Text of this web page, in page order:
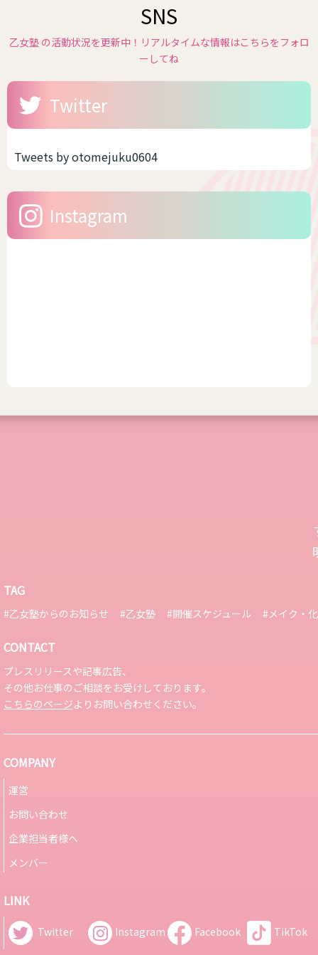
しい。中性、ナチュラルな女
性に寄せようとしてミスって
るケースをよく見ます。 解説
したもの、ピッタリしたもの
を選ぶと難しい 女性がメンズ
ライクや中性的な恰好をする
です。だぼだぼっとしている
から可愛いのですね。 スキニ
感がかえって目立つ場合があ
りま...
悩みがある方にこそ着て欲し
いファッションの１つです。
体型を寸胴に作るのが一番綺
長いのを短くして着る前提な
豊富なブランドもあります。
SNS
乙女塾 の活動状況を更新中！リアルタイムな情報はこちらをフォロ
ーしてね
Twitter
Tweets by otomejuku0604
Instagram
TAG
#乙女塾からのお知らせ #乙女塾 #開催スケジュール #メイク・
CONTACT
プレスリリースや記事広告、
その他お仕事のご相談をお受けしております。
こちらのページよりお問い合わせください。
COMPANY
運営
お問い合わせ
企業担当者様へ
メンバー
LINK
Twitter Instagram Facebook TikTok